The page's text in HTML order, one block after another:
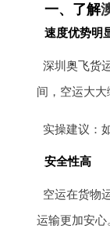
一、了解
速度优势明
深圳 奥飞货
间，空运大
实操建议：
安全性高
空运在货物
运输更加安心